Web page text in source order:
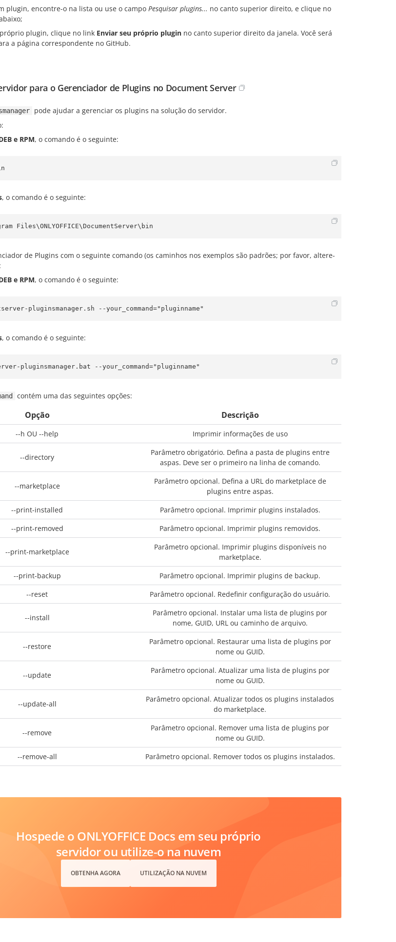
plugin, encontre-o na lista ou use o campo Pesquisar plugins... no canto superior direito, e clique no
plugin, clique no link Enviar seu próprio plugin no canto superior direito da janela. Você será
a página correspondente no GitHub.
para o Gerenciador de Plugins no Document Server
pode ajudar a gerenciar os plugins na solução do servidor.
e RPM, o comando é o seguinte:
, o comando é o seguinte:
Files\ONLYOFFICE\DocumentServer\bin
de Plugins com o seguinte comando (os caminhos nos exemplos são padrões; por favor, altere-
e RPM, o comando é o seguinte:
pluginsmanager.sh --your_command="pluginname"
, o comando é o seguinte:
pluginsmanager.bat --your_command="pluginname"
contém uma das seguintes opções:
Opção Descrição
--h OU --help Imprimir informações de uso
--directory
Parâmetro obrigatório. Defina a pasta de plugins entre
aspas. Deve ser o primeiro na linha de comando.
--marketplace
Parâmetro opcional. Defina a URL do marketplace de
plugins entre aspas.
--print-installed
Parâmetro opcional. Imprimir plugins instalados.
--print-removed
Parâmetro opcional. Imprimir plugins removidos.
--print-marketplace
Parâmetro opcional. Imprimir plugins disponíveis no
marketplace.
--print-backup
Parâmetro opcional. Imprimir plugins de backup.
--reset
Parâmetro opcional. Redefinir configuração do usuário.
--install
Parâmetro opcional. Instalar uma lista de plugins por
nome, GUID, URL ou caminho de arquivo.
--restore
Parâmetro opcional. Restaurar uma lista de plugins por
nome ou GUID.
--update
Parâmetro opcional. Atualizar uma lista de plugins por
nome ou GUID.
--update-all
Parâmetro opcional. Atualizar todos os plugins instalados
do marketplace.
--remove
Parâmetro opcional. Remover uma lista de plugins por
nome ou GUID.
--remove-all
Parâmetro opcional. Remover todos os plugins instalados.
Hospede o ONLYOFFICE Docs em seu próprio
servidor ou utilize-o na nuvem
OBTENHA AGORA UTILIZAÇÃO NA NUVEM